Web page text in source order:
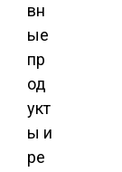
вн
ые
пр
од
укт
ы и
ре